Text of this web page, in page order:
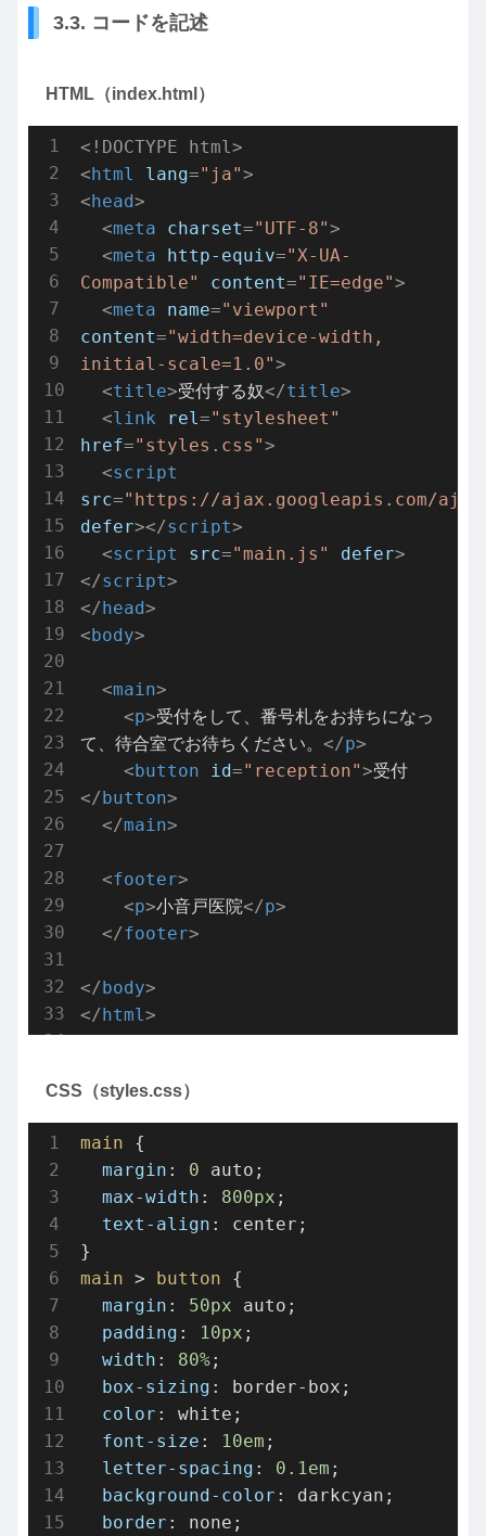
3.3. コードを記述
HTML（index.html）
<!DOCTYPE html>
<html lang="ja">
<head>
<meta charset="UTF-8">
<meta http-equiv="X-UA-
Compatible"
content="IE=edge">
<meta name="viewport"
content="width=device-width,
initial-scale=1.0">
<title>受付する奴</title>
<link rel="stylesheet"
href="styles.css">
<script
src="https://ajax.googleapis.com/
defer></script>
<script src="main.js" defer>
</script>
</head>
<body>
<main>
<p>受付をして、番号札をお持ちになっ
て、待合室でお待ちください。 </p>
<button id="reception">受付
</button>
</main>
<footer>
<p>小音戸医院</p>
</footer>
</body>
</html>
CSS（styles.css）
main {
margin : 0 auto;
max-width : 800px ;
text-align : center;
main > button {
margin : 50px auto;
padding : 10px ;
width : 80%;
box-sizing : border-box;
color : white;
font-size : 10em ;
letter-spacing : 0.1em ;
background-color : darkcyan;
border : none;